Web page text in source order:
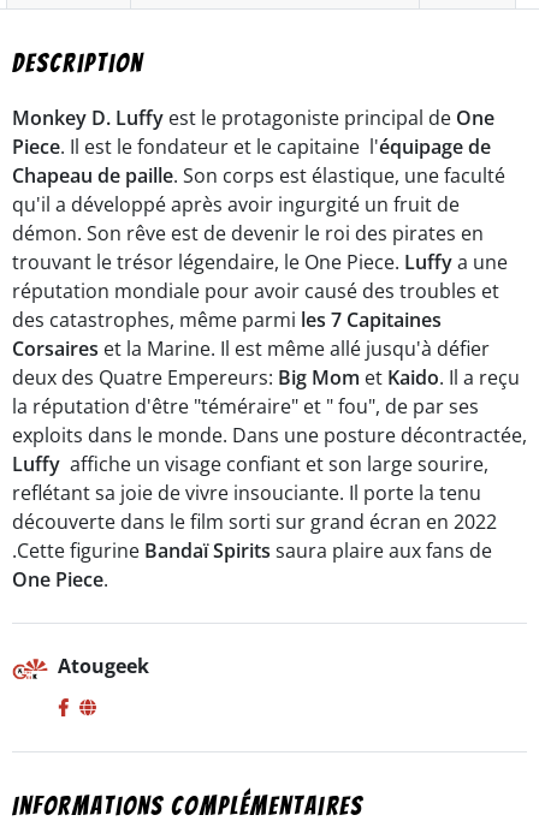
Description
Monkey D. Luffy est le protagoniste principal de One
Piece. Il est le fondateur et le capitaine l'équipage de
Chapeau de paille. Son corps est élastique, une faculté
qu'il a développé après avoir ingurgité un fruit de
démon. Son rêve est de devenir le roi des pirates en
trouvant le trésor légendaire, le One Piece. Luffya une
réputation mondiale pour avoir causé des troubles et
des catastrophes, même parmi les 7 Capitaines
Corsaires et la Marine. Il est même allé jusqu'à défier
deux des Quatre Empereurs: Big Mom et Kaido. Il a reçu
la réputation d'être "téméraire" et " fou", de par ses
exploits dans le monde. Dans une posture décontractée,
Luffy affiche un visage confiant et son large sourire,
reflétant sa joie de vivre insouciante. Il porte la tenu
découverte dans le film sorti sur grand écran en 2022
.Cette figurine Bandaï Spirits saura plaire aux fans de
One Piece.
Atougeek
Informations complémentaires